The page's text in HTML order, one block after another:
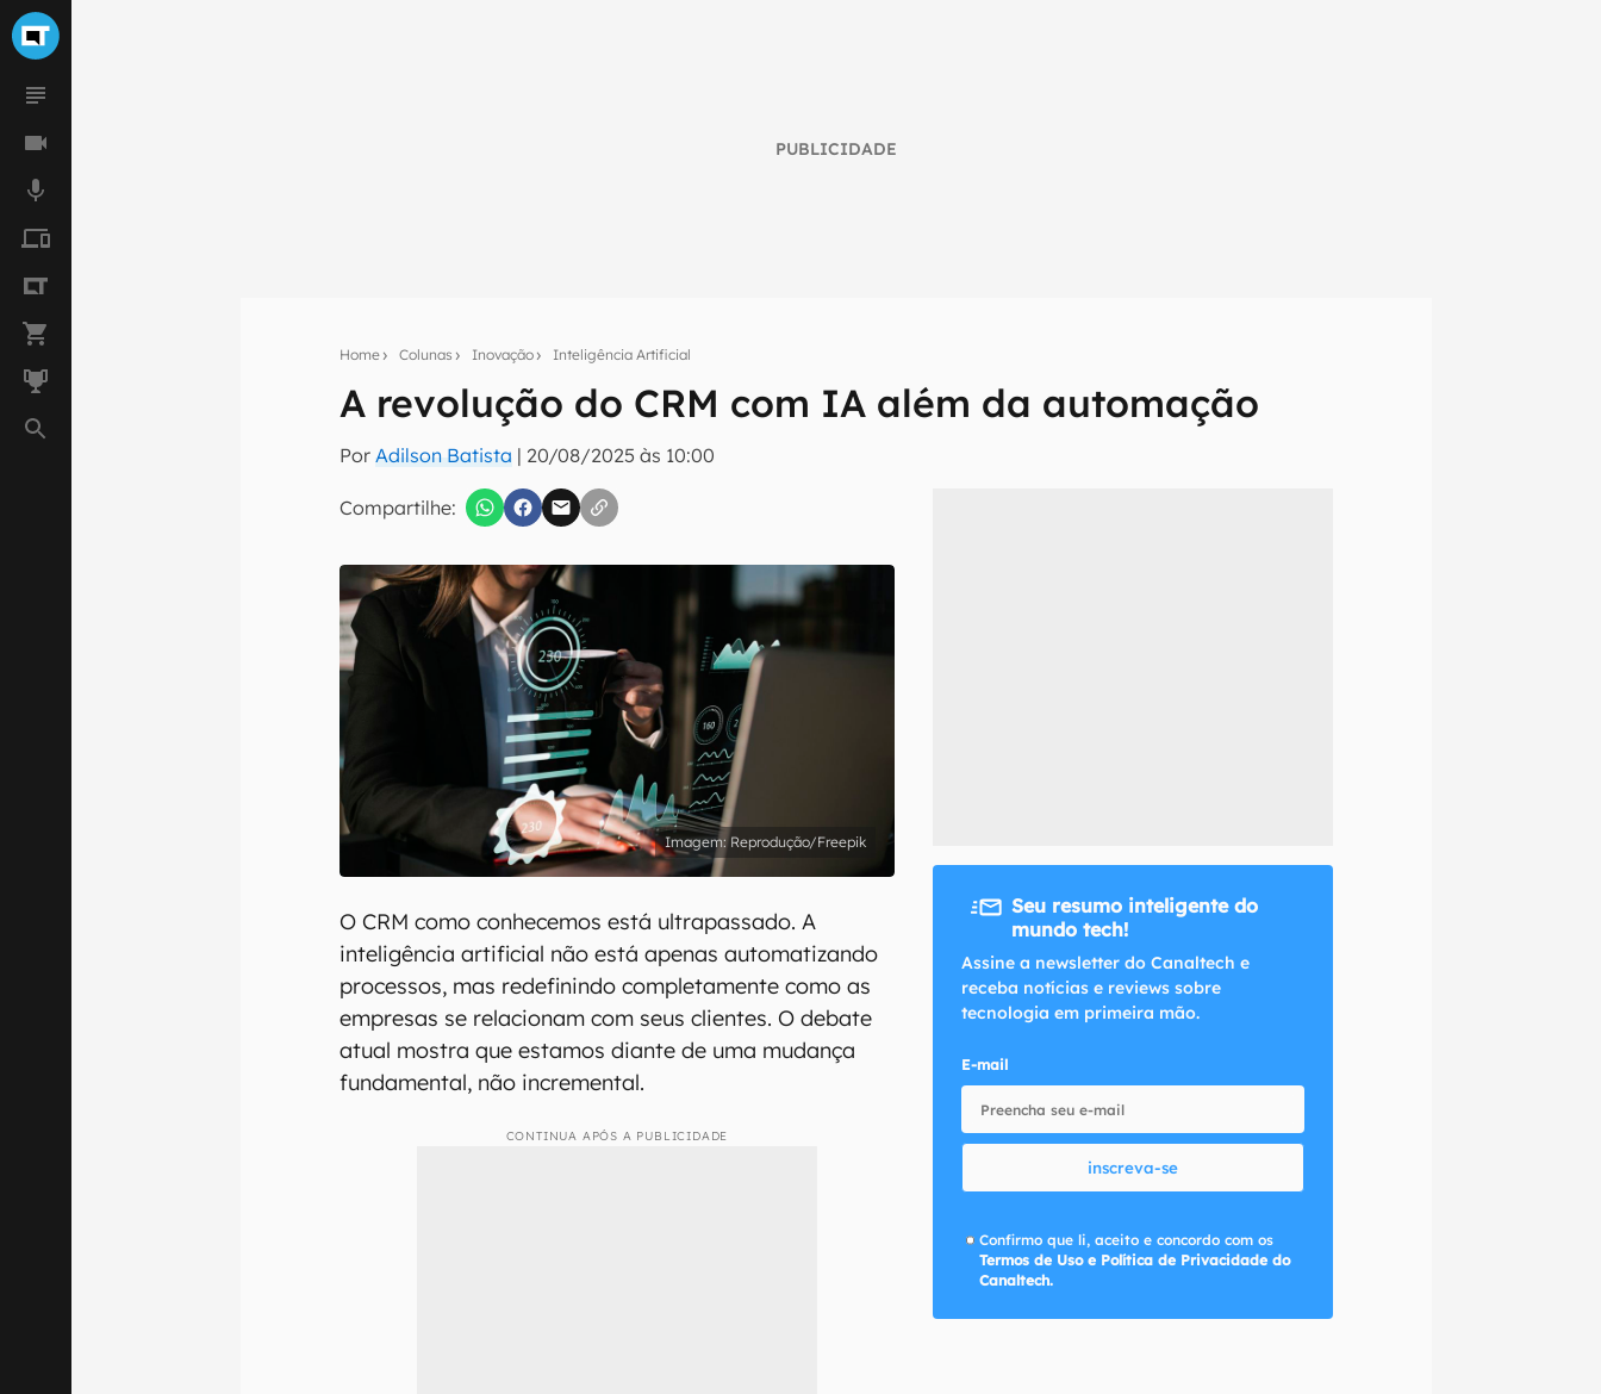
PUBLICIDADE
Home Colunas Inovação Inteligência Artificial
A revolução do CRM com IA além da automação
PorAdilson Batista | 20/08/2025 às 10:00
Compartilhe:
Seu resumo inteligente do mundo tech!
Assine a newsletter do Canaltech e receba notícias e reviews sobre tecnologia em primeira
inscreva-se
Confirmo que li, aceito e concordo com os Termos de Uso e Política de Privacidade do Canaltech.
Reprodução/Freepik
O CRM como conhecemos está ultrapassado. A
inteligência artificial não está apenas automatizando
processos, mas redefinindo completamente como as
empresas se relacionam com seus clientes. O debate
atual mostra que estamos diante de uma mudança
fundamental, não incremental.
CONTINUA APÓS A PUBLICIDADE
Seu resumo inteligente do
mundo tech!
Assine a newsletter do Canaltech e
receba notícias e reviews sobre
tecnologia em primeira mão.
E-mail
inscreva-se
Confirmo que li, aceito e concordo com os
Termos de Uso e Política de Privacidade do
Canaltech.